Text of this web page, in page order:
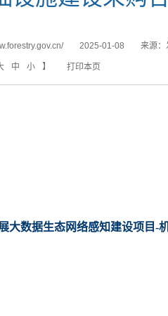
2025-01-08 来源：
中 小 】 打印本页
大数据生态网络感知建设项目-